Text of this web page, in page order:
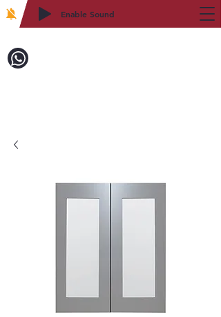
Enable Sound